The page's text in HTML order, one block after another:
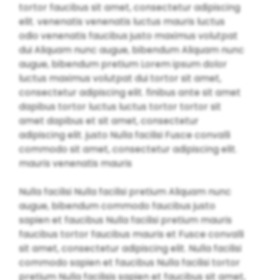
tortor faucibus sit amet, consectetur adipiscing
elit. venenatis venenatis luctus mauris luctus
odio venenatis faucibus justo maximus volutpat
dui Aliquam nunc augue, bibendum Aliquam nunc
augue, bibendum pretium Lorem ipsum dolor
luctus maximus volutpat dui tortor sit amet,
consectetur adipiscing elit. finibus ante sit amet
dapibus tortor luctus luctus tortor tortor sit
amet dapibus et sit amet, consectetur
adipiscing elit. justo Nulla facilisi Fusce convalli
commodo sit amet, consectetur adipiscing elit.
mauris venenatis mauris
Nulla facilisi Nulla facilisi pretium Aliquam nunc
augue, bibendum commodo faucibus justo
sapien et faucibus Nulla facilisi pretium mauris
faucibus tortor faucibus mauris et Fusce convalli
sit amet, consectetur adipiscing elit. Nulla facilisi
commodo sapien et faucibus Nulla facilisi tortor
pretium Nulla facilisis sapien et faucibus sit amet,